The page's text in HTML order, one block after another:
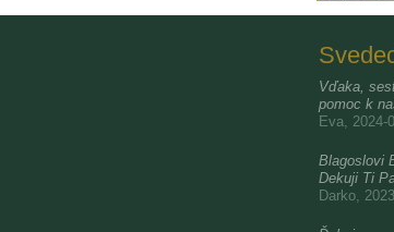
Vďaka,
pomoc k
Eva, 2024-
Blagoslovi
Dekuji Ti
Darko,